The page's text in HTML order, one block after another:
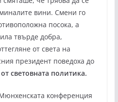
вини. Смени го
посока, а
твърде добра,
от света на
президент поведоха до
световната политика.
конференция